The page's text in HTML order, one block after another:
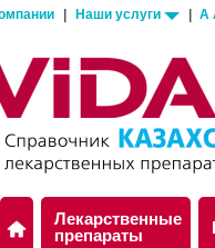
Наши услуги A
Лекарственные
препараты